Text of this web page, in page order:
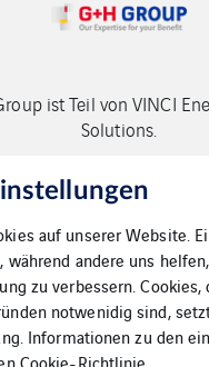
ist Teil von VINCI
Solutions.
Copyright G+H Group
auf unserer Website.
während andere uns
zu verbessern.
notwenidig sind,
Informationen zu den
Cookie-Richtlinie